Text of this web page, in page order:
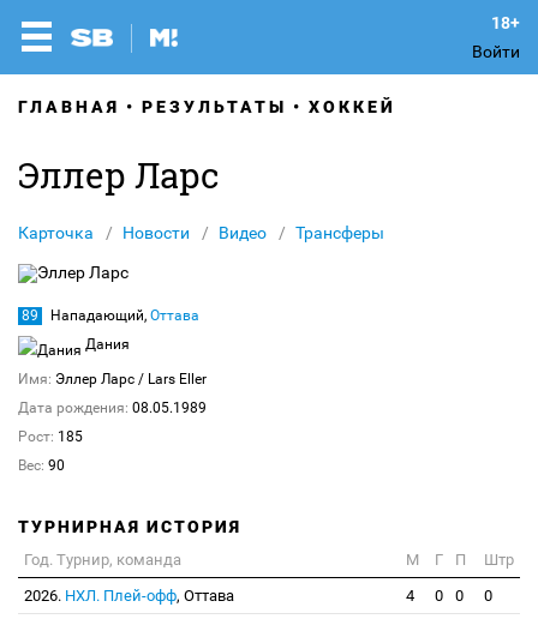
Войти
ГЛАВНАЯ РЕЗУЛЬТАТЫ ХОККЕЙ
Эллер Ларс
Карточка Новости Видео Трансферы
89 Нападающий, Оттава
Дания
Имя: Эллер Ларс / Lars Eller
Дата рождения: 08.05.1989
Рост: 185
Вес: 90
ТУРНИРНАЯ ИСТОРИЯ
Год. Турнир, команда М Г П
Штр
2026. НХЛ. Плей-офф, Оттава 4 0 0
0